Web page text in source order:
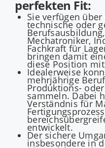
perfekten Fit:
Sie verfügen
technische oder
Mechatroniker,
Fachkraft für
bringen damit
diese Position
Idealerweise
mehrjährige
Produktions-
sammeln. Dabei
Verständnis für
entwickelt.
Der sichere
insbesondere in